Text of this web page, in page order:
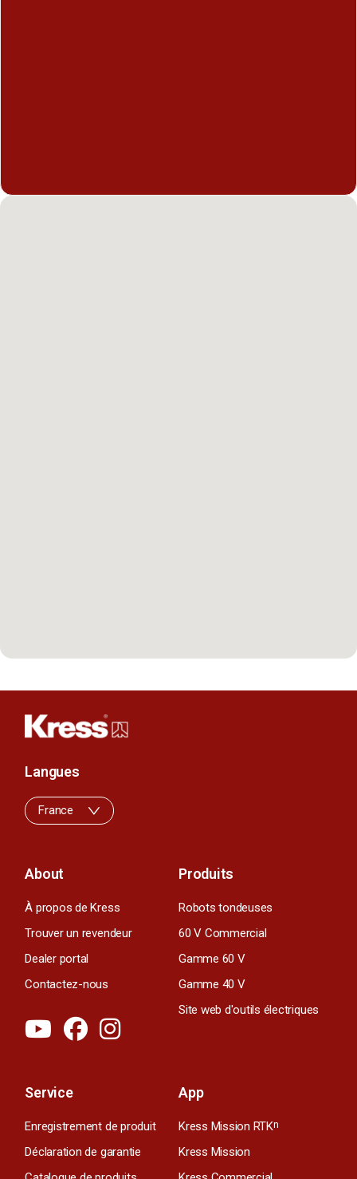
About
À propos de Kress
Trouver un revendeur
Dealer portal
Contactez-nous
Produits
Robots tondeuses
60 V Commercial
Gamme 60 V
Gamme 40 V
Site web d'outils électriques
Service
Enregistrement de produit
Déclaration de garantie
App
Kress Mission RTKn
Kress Mission
Langues
France